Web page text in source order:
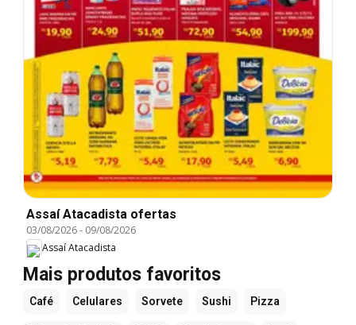
Assaí Atacadista ofertas
03/08/2026- 09/08/2026
Assaí Atacadista
Mais produtos favoritos
Café Celulares Sorvete Sushi Pizza